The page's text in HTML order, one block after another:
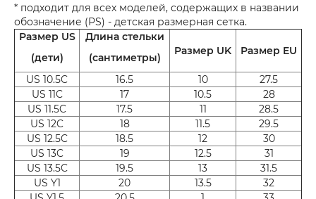
* подходит для всех моделей, содержащих в названии
обозначение (PS) - детская размерная сетка.
Размер US
(дети)
Длина стельки
(сантиметры)
Размер UK Размер EU
US 10.5C 16.5 10
27.5
US 11C
17 10.5
28
US 11.5C
17.5 11
28.5
US 12C
18 11.5
29.5
US 12.5C
18.5 12
30
US 13C
19 12.5
31
US 13.5C
19.5 13
31.5
US Y1
20 13.5
32